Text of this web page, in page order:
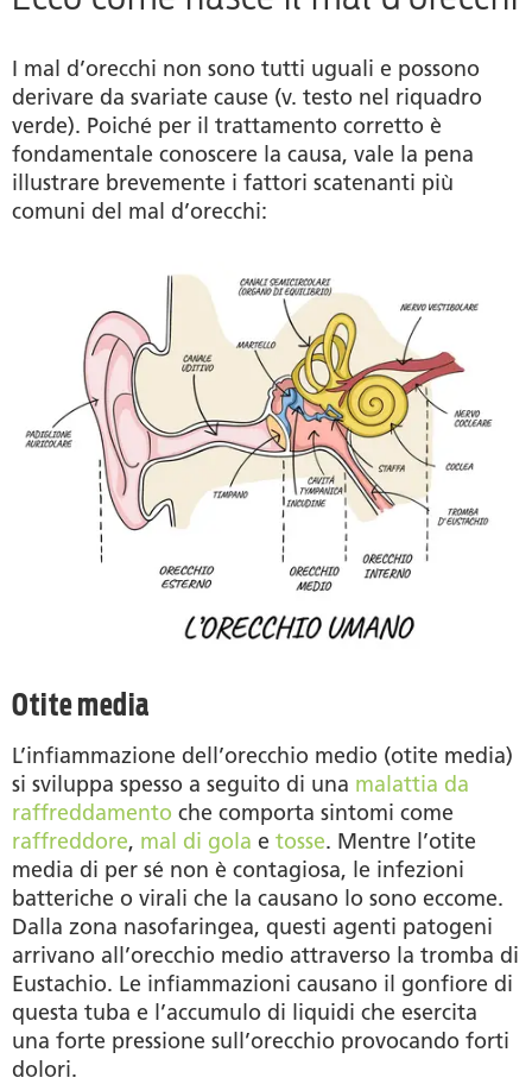
L’omeopatia in caso di mal d’orecchi
Prodotti
Autrice
I mal d’orecchi non sono tutti uguali e possono
derivare da svariate cause (v. testo nel riquadro
verde). Poiché per il trattamento corretto è
fondamentale conoscere la causa, vale la pena
illustrare brevemente i fattori scatenanti più
comuni del mal d’orecchi:
Otite media
L’infiammazione dell’orecchio medio (otite media)
si sviluppa spesso a seguito di una malattia da
raffreddamento che comporta sintomi come
raffreddore, mal di gola e tosse. Mentre l’otite
media di per sé non è contagiosa, le infezioni
batteriche o virali che la causano lo sono eccome.
Dalla zona nasofaringea, questi agenti patogeni
arrivano all’orecchio medio attraverso la tromba di
Eustachio. Le infiammazioni causano il gonfiore di
questa tuba e l’accumulo di liquidi che esercita
una forte pressione sull’orecchio provocando forti
dolori.